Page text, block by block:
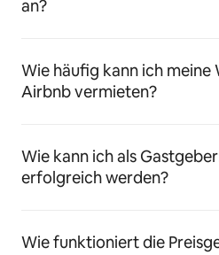
an?
Wie häufig kann ich meine
Airbnb vermieten?
Wie kann ich als
erfolgreich werden?
Wie funktioniert die